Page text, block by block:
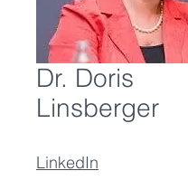
Dr. Doris
Linsberger
LinkedIn